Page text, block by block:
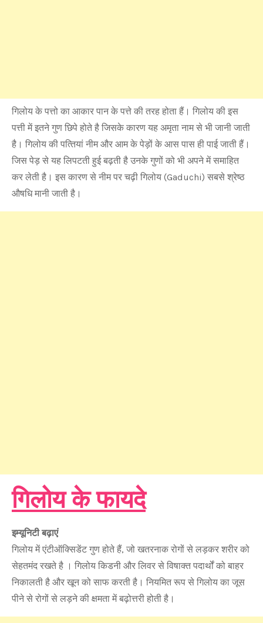
गिलोय के पत्तो का आकार पान के पत्ते की तरह होता हैं। गिलोय की इस
पत्ती में इतने गुण छिपे होते है जिसके कारण यह अमृता नाम से भी जानी जाती
है। गिलोय की पत्‍तियां नीम और आम के पेड़ों के आस पास ही पाई जाती हैं।
जिस पेड़ से यह लिपटती हुई बढ़ती है उनके गुणों को भी अपने में समाहित
कर लेती है। इस कारण से नीम पर चढ़ी गिलोय (Gaduchi) सबसे श्रेष्ठ
औषधि मानी जाती है।
गिलोय के फायदे
इम्यूनिटी बढ़ाएं
गिलोय में एंटीऑक्सिडेंट गुण होते हैं, जो खतरनाक रोगों से लड़कर शरीर को
सेहतमंद रखते है । गिलोय किडनी और लिवर से विषाक्त पदार्थों को बाहर
निकालती है और खून को साफ करती है। नियमित रूप से गिलोय का जूस
पीने से रोगों से लड़ने की क्षमता में बढ़ोत्तरी होती है।